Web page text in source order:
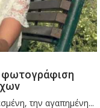
φωτογράφιση
την αγαπημένη...